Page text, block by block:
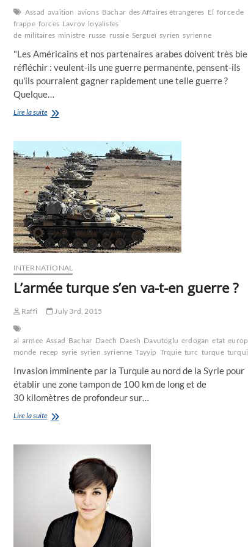
navale Poutine président république russe russie syrie Vladimir
Assad avaition avions Bachar des Affaires étrangères El force de
frappe forces Lavrov loyalistes
de militaires ministre russe russie Sergueï syrien syrienne
"Les Américains et nos partenaires arabes doivent très
réfléchir : veulent-ils une guerre permanente, pensent-ils
qu'ils pourraient gagner rapidement une telle guerre ?
Quelque…
Lire la suiteLe
des
Affaires
étrangères
Sergueï
Lavrov
fait
une
offre
de
cessez-
le
feu
en
Syrie
Pentagone
INTERNATIONAL
L’armée turque s’en va-t-en guerre ?
Raffi July 3rd, 2015
al armee Assad Bachar Daech Daesh Davutoglu erdogan etat
monde recep syrie syrien syrienne Tayyip Trquie turc turque
Invasion imminente par la Turquie au nord de la Syrie pour
établir une zone tampon de 100 km de long et de
30 kilomètres de profondeur sur…
Lire la suiteL’armée
va-